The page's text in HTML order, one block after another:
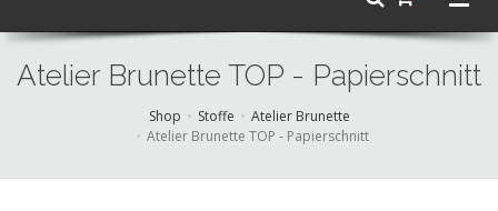
Atelier Brunette TOP - Papierschnitt
Shop Stoffe
Atelier Brunette
Atelier Brunette TOP - Papierschnitt